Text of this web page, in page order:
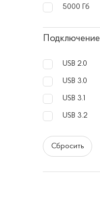
5000 Гб
Подключение
USB 2.0
USB 3.0
USB 3.1
USB 3.2
Сбросить